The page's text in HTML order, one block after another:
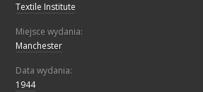
Textile Institute
Miejsce wydania:
Manchester
Data wydania:
1944